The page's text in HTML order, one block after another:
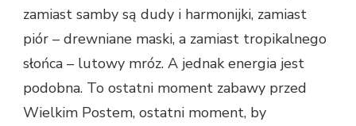
zamiast samby są dudy i harmonijki, zamiast
piór – drewniane maski, a zamiast tropikalnego
słońca – lutowy mróz. A jednak energia jest
podobna. To ostatni moment zabawy przed
Wielkim Postem, ostatni moment, by